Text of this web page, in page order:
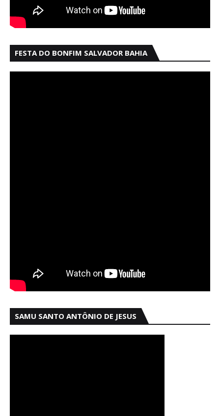
FESTA DO BONFIM SALVADOR BAHIA
SAMU SANTO ANTÔNIO DE JESUS